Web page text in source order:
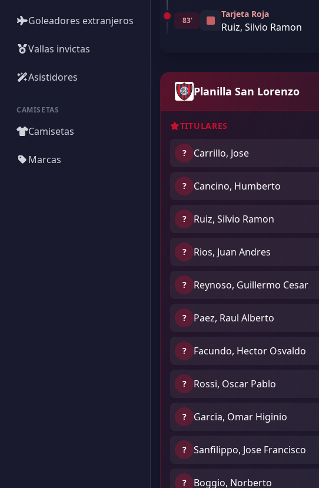
Goleadores extranjeros
Vallas invictas
Asistidores
CAMISETAS
Camisetas
Marcas
83'
Tarjeta Roja
Ruiz, Silvio Ramon
Planilla San Lorenzo
TITULARES
? Carrillo, Jose
? Cancino, Humberto
? Ruiz, Silvio Ramon
? Rios, Juan Andres
? Reynoso, Guillermo Cesar
? Paez, Raul Alberto
? Facundo, Hector Osvaldo
? Rossi, Oscar Pablo
? Garcia, Omar Higinio
? Sanfilippo, Jose Francisco
? Boggio, Norberto